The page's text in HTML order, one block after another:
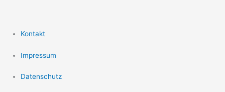
Kontakt
Impressum
Datenschutz